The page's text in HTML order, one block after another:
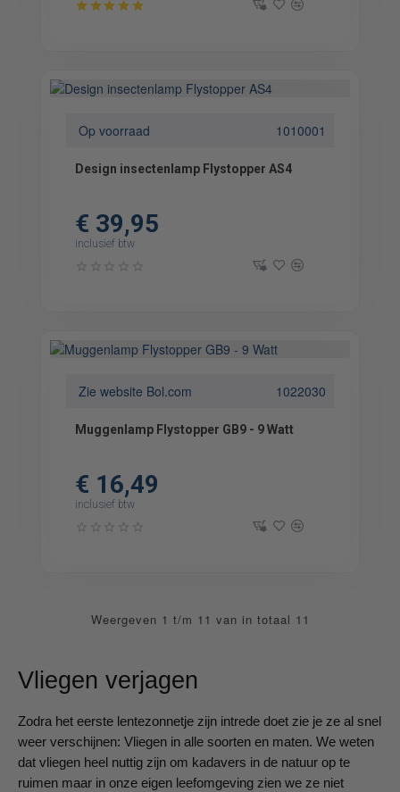
Op voorraad 1010001
Design insectenlamp Flystopper AS4
€ 39,95
inclusief btw
Zie website Bol.com 1022030
Muggenlamp Flystopper GB9 - 9 Watt
€ 16,49
inclusief btw
Weergeven 1 t/m 11 van in totaal 11
Vliegen verjagen
Zodra het eerste lentezonnetje zijn intrede doet zie je ze al snel
weer verschijnen: Vliegen in alle soorten en maten. We weten
dat vliegen heel nuttig zijn om kadavers in de natuur op te
ruimen maar in onze eigen leefomgeving zien we ze niet